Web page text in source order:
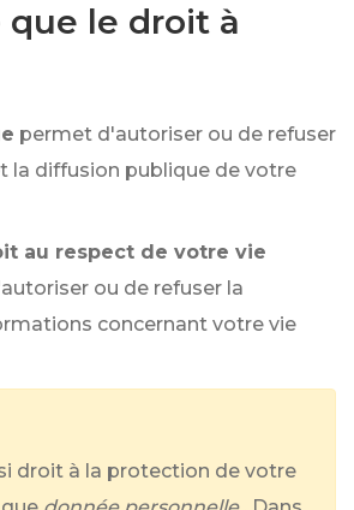
que le droit à
permet d'autoriser ou de refuser
la diffusion publique de votre
au respect de votre vie
ou de refuser la
concernant votre vie
droit à la protection de votre